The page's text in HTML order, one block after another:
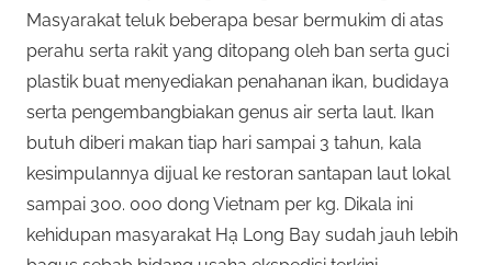
Masyarakat teluk beberapa besar bermukim di atas
perahu serta rakit yang ditopang oleh ban serta guci
plastik buat menyediakan penahanan ikan, budidaya
serta pengembangbiakan genus air serta laut. Ikan
butuh diberi makan tiap hari sampai 3 tahun, kala
kesimpulannya dijual ke restoran santapan laut lokal
sampai 300. 000 dong Vietnam per kg. Dikala ini
kehidupan masyarakat Hạ Long Bay sudah jauh lebih